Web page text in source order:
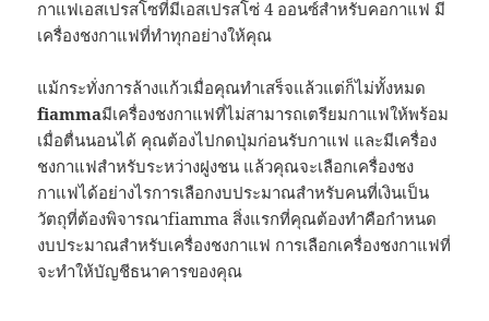
กาแฟเอสเปรสโซที่มีเอสเปรสโซ่ 4 ออนซ์สำหรับคอกาแฟ มี
เครื่องชงกาแฟที่ทำทุกอย่างให้คุณ
แม้กระทั่งการล้างแก้วเมื่อคุณทำเสร็จแล้วแต่ก็ไม่ทั้งหมด
fiammaมีเครื่องชงกาแฟที่ไม่สามารถเตรียมกาแฟให้พร้อม
เมื่อตื่นนอนได้ คุณต้องไปกดปุ่มก่อนรับกาแฟ และมีเครื่อง
ชงกาแฟสำหรับระหว่างฝูงชน แล้วคุณจะเลือกเครื่องชง
กาแฟได้อย่างไรการเลือกงบประมาณสำหรับคนที่เงินเป็น
วัตถุที่ต้องพิจารณาfiamma สิ่งแรกที่คุณต้องทำคือกำหนด
งบประมาณสำหรับเครื่องชงกาแฟ การเลือกเครื่องชงกาแฟที่
จะทำให้บัญชีธนาคารของคุณ